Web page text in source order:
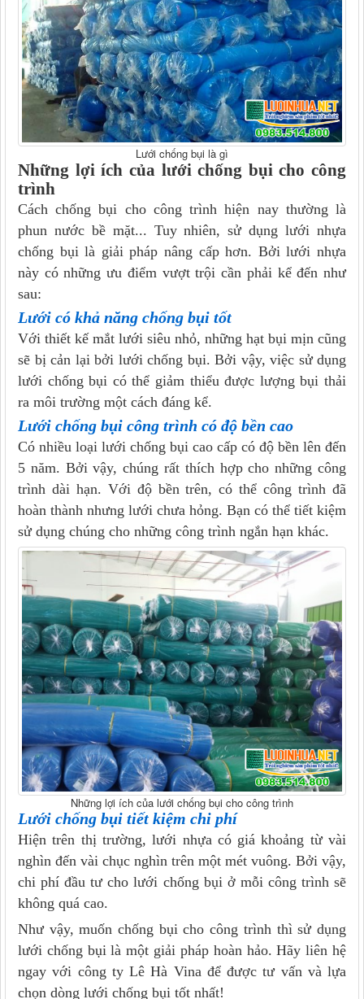
Lưới chống bụi là gì
Những lợi ích của lưới chống bụi cho công
trình
Cách chống bụi cho công trình hiện nay thường là
phun nước bề mặt... Tuy nhiên, sử dụng lưới nhựa
chống bụi là giải pháp nâng cấp hơn. Bởi lưới nhựa
này có những ưu điểm vượt trội cần phải kể đến như
sau:
Lưới có khả năng chống bụi tốt
Với thiết kế mắt lưới siêu nhỏ, những hạt bụi mịn cũng
sẽ bị cản lại bởi lưới chống bụi. Bởi vậy, việc sử dụng
lưới chống bụi có thể giảm thiểu được lượng bụi thải
ra môi trường một cách đáng kể.
Lưới chống bụi công trình có độ bền cao
Có nhiều loại lưới chống bụi cao cấp có độ bền lên đến
5 năm. Bởi vậy, chúng rất thích hợp cho những công
trình dài hạn. Với độ bền trên, có thể công trình đã
hoàn thành nhưng lưới chưa hỏng. Bạn có thể tiết kiệm
sử dụng chúng cho những công trình ngắn hạn khác.
Những lợi ích của lưới chống bụi cho công trình
Lưới chống bụi tiết kiệm chi phí
Hiện trên thị trường, lưới nhựa có giá khoảng từ vài
nghìn đến vài chục nghìn trên một mét vuông. Bởi vậy,
chi phí đầu tư cho lưới chống bụi ở mỗi công trình sẽ
không quá cao.
Như vậy, muốn chống bụi cho công trình thì sử dụng
lưới chống bụi là một giải pháp hoàn hảo. Hãy liên hệ
ngay với công ty Lê Hà Vina để được tư vấn và lựa
chọn dòng lưới chống bụi tốt nhất!